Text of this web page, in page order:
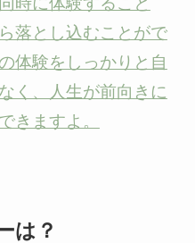
落とし込むことがで
体験をしっかりと自
く、人生が前向きに
きますよ。
は？